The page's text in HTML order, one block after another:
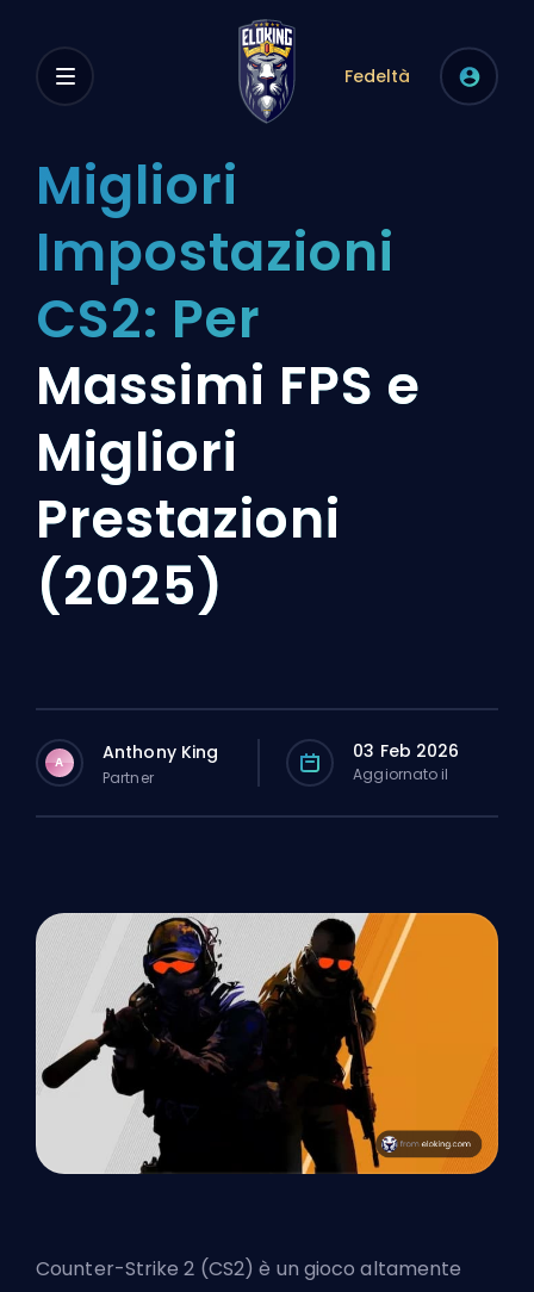
Fedeltà
Migliori
Impostazioni
CS2: Per
Massimi FPS e
Migliori
Prestazioni
(2025)
A Anthony King
Partner
03 Feb 2026
Aggiornato il
Counter-Strike 2 (CS2) è un gioco altamente